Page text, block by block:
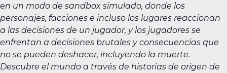
en un modo de sandbox simulado, donde los
personajes, facciones e incluso los lugares reaccionan
a las decisiones de un jugador, y los jugadores se
enfrentan a decisiones brutales y consecuencias que
no se pueden deshacer, incluyendo la muerte.
Descubre el mundo a través de historias de origen de